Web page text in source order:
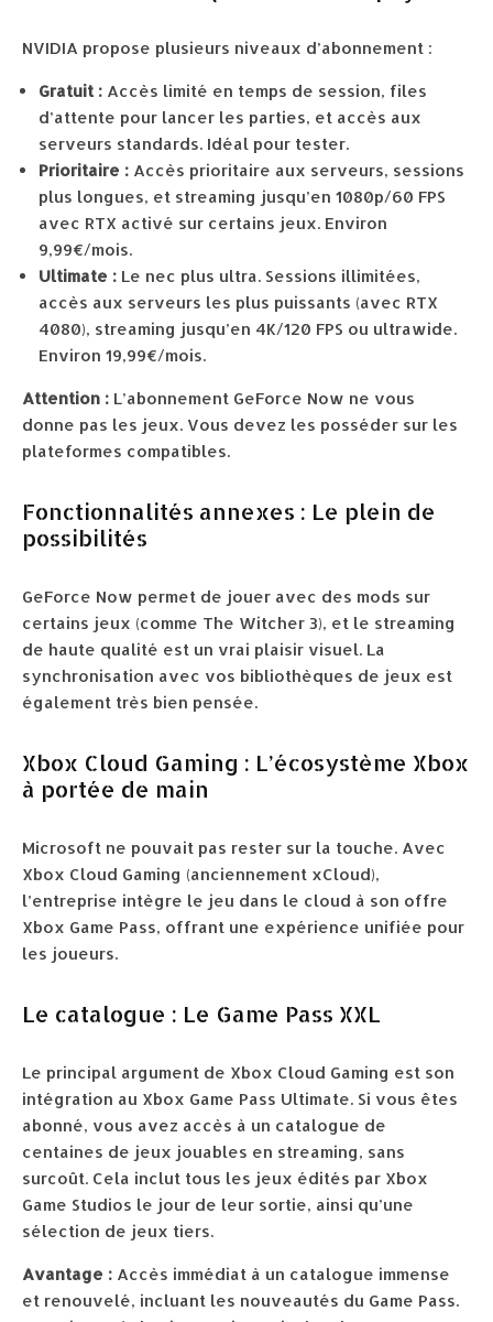
NVIDIA propose plusieurs niveaux d’abonnement :
Gratuit : Accès limité en temps de session, files
d’attente pour lancer les parties, et accès aux
serveurs standards. Idéal pour tester.
Prioritaire : Accès prioritaire aux serveurs, sessions
plus longues, et streaming jusqu’en 1080p/60 FPS
avec RTX activé sur certains jeux. Environ
9,99€/mois.
Ultimate : Le nec plus ultra. Sessions illimitées,
accès aux serveurs les plus puissants (avec RTX
4080), streaming jusqu’en 4K/120 FPS ou ultrawide.
Environ 19,99€/mois.
Attention : L’abonnement GeForce Now ne vous
donne pas les jeux. Vous devez les posséder sur les
plateformes compatibles.
Fonctionnalités annexes : Le plein de
possibilités
GeForce Now permet de jouer avec des mods sur
certains jeux (comme The Witcher 3), et le streaming
de haute qualité est un vrai plaisir visuel. La
synchronisation avec vos bibliothèques de jeux est
également très bien pensée.
Xbox Cloud Gaming : L’écosystème Xbox
à portée de main
Microsoft ne pouvait pas rester sur la touche. Avec
Xbox Cloud Gaming (anciennement xCloud),
l’entreprise intègre le jeu dans le cloud à son offre
Xbox Game Pass, offrant une expérience unifiée pour
les joueurs.
Le catalogue : Le Game Pass XXL
Le principal argument de Xbox Cloud Gaming est son
intégration au Xbox Game Pass Ultimate. Si vous êtes
abonné, vous avez accès à un catalogue de
centaines de jeux jouables en streaming, sans
surcoût. Cela inclut tous les jeux édités par Xbox
Game Studios le jour de leur sortie, ainsi qu’une
sélection de jeux tiers.
Avantage : Accès immédiat à un catalogue immense
et renouvelé, incluant les nouveautés du Game Pass.